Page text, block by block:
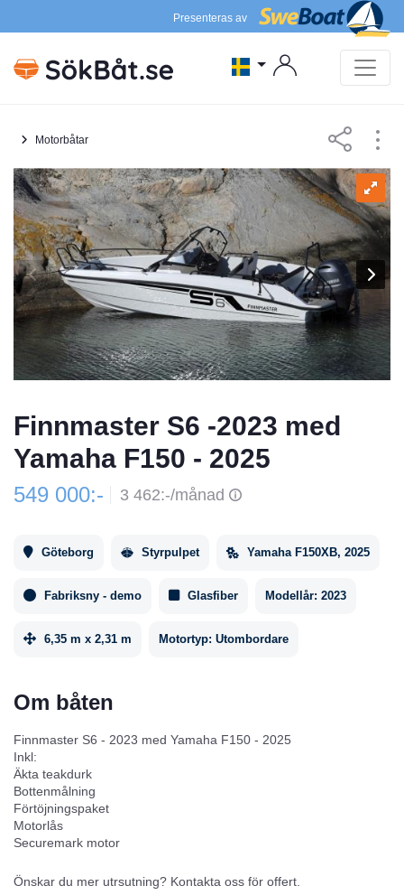
Presenteras av
Motorbåtar
Finnmaster S6 -2023 med
Yamaha F150 - 2025
549 000:- 3 462:-/månad
Göteborg Styrpulpet Yamaha F150XB, 2025
Fabriksny - demo Glasfiber Modellår: 2023
6,35 m x 2,31 m Motortyp: Utombordare
Om båten
Finnmaster S6 - 2023 med Yamaha F150 - 2025
Inkl:
Äkta teakdurk
Bottenmålning
Förtöjningspaket
Motorlås
Securemark motor
Önskar du mer utrsutning? Kontakta oss för offert.